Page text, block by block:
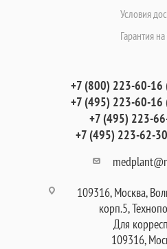
Условия
Гарантия
+7 (800) 223-60-16
+7 (495) 223-60-16
+7 (495) 223-
+7 (495) 223-62-30
109316, Москва,
корп.5,
Для
109316,